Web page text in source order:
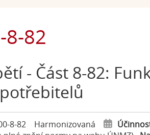
8-82
- Část 8-82:
8-82 Harmonizovaná